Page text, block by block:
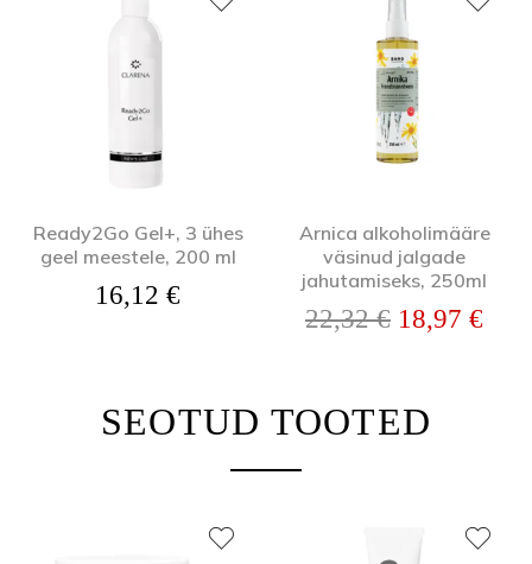
Ready2Go Gel+, 3 ühes
geel meestele, 200 ml
16,12 €
Arnica alkoholimääre
väsinud jalgade
jahutamiseks, 250ml
22,32€ Algne hind
18,97 €
SEOTUD TOOTED